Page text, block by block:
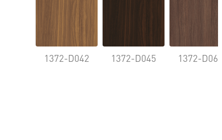
1372-D042 1372-D045 1372-